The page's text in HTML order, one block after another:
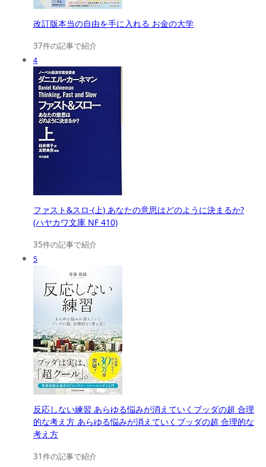
改訂版本当の自由を手に入れる お金の大学
37件の記事で紹介
4
ファスト&スロ-(上) あなたの意思はどのように決まるか?
(ハヤカワ文庫 NF 410)
35件の記事で紹介
5
反応しない練習 あらゆる悩みが消えていくブッダの超 合理
的な考え方 あらゆる悩みが消えていくブッダの超 合理的な
考え方
31件の記事で紹介